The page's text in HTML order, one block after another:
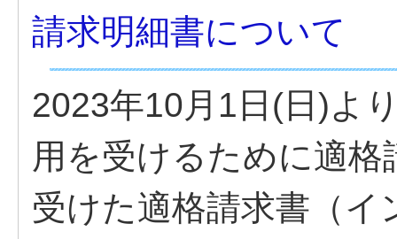
請求明細書について
2023年10月1日(日)よ
用を受けるために適
受けた適格請求書（